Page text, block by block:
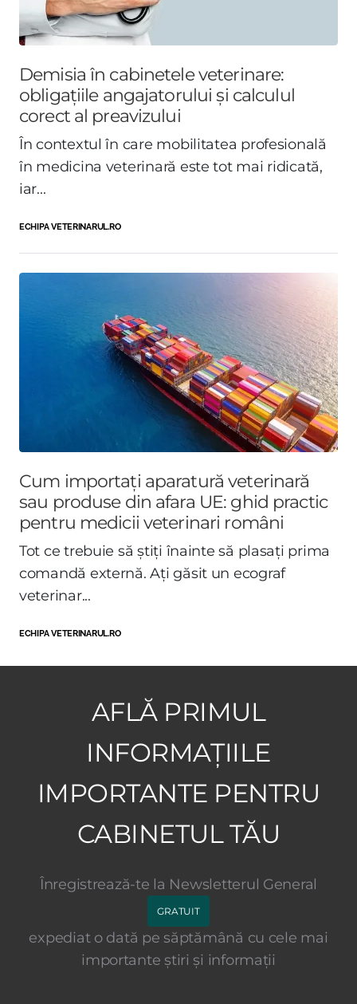
Demisia în cabinetele veterinare:
obligațiile angajatorului și calculul
corect al preavizului
În contextul în care mobilitatea profesională
în medicina veterinară este tot mai ridicată,
iar...
ECHIPA VETERINARUL.RO
Cum importați aparatură veterinară
sau produse din afara UE: ghid practic
pentru medicii veterinari români
Tot ce trebuie să știți înainte să plasați prima
comandă externă. Ați găsit un ecograf
veterinar...
ECHIPA VETERINARUL.RO
AFLĂ PRIMUL
INFORMAȚIILE
IMPORTANTE PENTRU
CABINETUL TĂU
Înregistrează-te la Newsletterul General
GRATUIT
expediat o dată pe săptămână cu cele mai
importante știri și informații